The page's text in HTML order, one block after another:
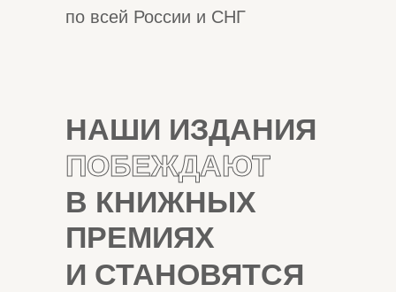
по всей России и СНГ
ПОБЕЖДАЮТ
НАШИ ИЗДАНИЯ
В КНИЖНЫХ
ПРЕМИЯХ
И СТАНОВЯТСЯ